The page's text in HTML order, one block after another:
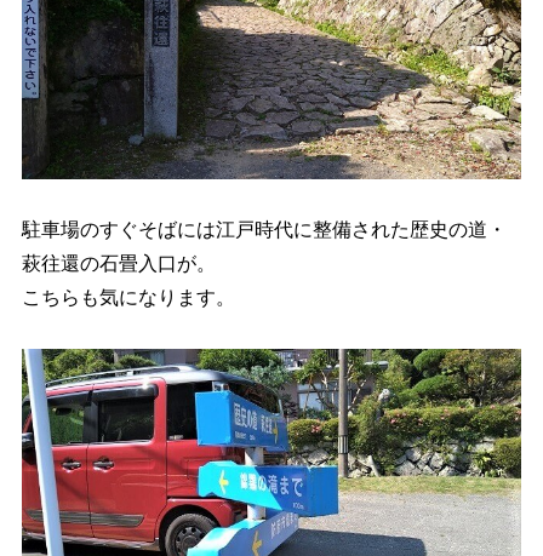
駐車場のすぐそばには江戸時代に整備された歴史の道・
萩往還の石畳入口が。
こちらも気になります。